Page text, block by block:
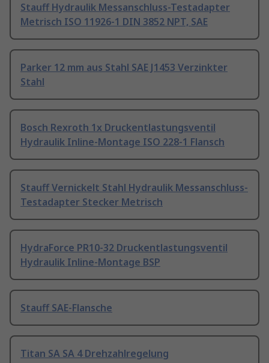
Stauff Hydraulik Messanschluss-Testadapter
Metrisch ISO 11926-1 DIN 3852 NPT, SAE
Parker 12 mm aus Stahl SAE J1453 Verzinkter
Stahl
Bosch Rexroth 1x Druckentlastungsventil
Hydraulik Inline-Montage ISO 228-1 Flansch
Stauff Vernickelt Stahl Hydraulik Messanschluss-
Testadapter Stecker Metrisch
HydraForce PR10-32 Druckentlastungsventil
Hydraulik Inline-Montage BSP
Stauff SAE-Flansche
Titan SA SA 4 Drehzahlregelung